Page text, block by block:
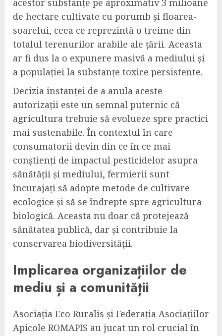
de hectare cultivate cu porumb și floarea-
soarelui, ceea ce reprezintă o treime din
totalul terenurilor arabile ale țării. Aceasta
ar fi dus la o expunere masivă a mediului și
a populației la substanțe toxice persistente.
Decizia instanței de a anula aceste
autorizații este un semnal puternic că
agricultura trebuie să evolueze spre practici
mai sustenabile. În contextul în care
consumatorii devin din ce în ce mai
conștienți de impactul pesticidelor asupra
sănătății și mediului, fermierii sunt
încurajați să adopte metode de cultivare
ecologice și să se îndrepte spre agricultura
biologică. Aceasta nu doar că protejează
sănătatea publică, dar și contribuie la
conservarea biodiversității.
Implicarea organizațiilor de
mediu și a comunității
Asociația Eco Ruralis și Federația Asociațiilor
Apicole ROMAPIS au jucat un rol crucial în